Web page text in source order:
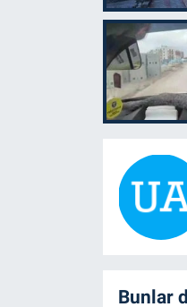
Bunlar